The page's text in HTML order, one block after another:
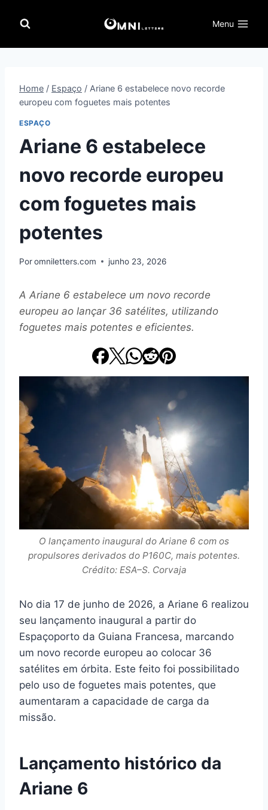
para
Menu
Home / Espaço / Ariane 6 estabelece novo recorde
europeu com foguetes mais potentes
ESPAÇO
Ariane 6 estabelece
novo recorde europeu
com foguetes mais
potentes
Poromniletters.com junho 23, 2026
A Ariane 6 estabelece um novo recorde
europeu ao lançar 36 satélites, utilizando
foguetes mais potentes e eficientes.
O lançamento inaugural do Ariane 6 com os
propulsores derivados do P160C, mais potentes.
Crédito: ESA–S. Corvaja
No dia 17 de junho de 2026, a Ariane 6 realizou
seu lançamento inaugural a partir do
Espaçoporto da Guiana Francesa, marcando
um novo recorde europeu ao colocar 36
satélites em órbita. Este feito foi possibilitado
pelo uso de foguetes mais potentes, que
aumentaram a capacidade de carga da
missão.
Lançamento histórico da
Ariane 6